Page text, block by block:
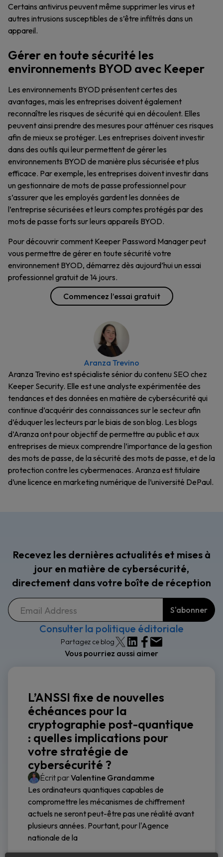
Certains antivirus peuvent même supprimer les virus et
autres intrusions susceptibles de s’être infiltrés dans un
appareil.
Gérer en toute sécurité les
environnements BYOD avec Keeper
Les environnements BYOD présentent certes des
avantages, mais les entreprises doivent également
reconnaître les risques de sécurité qui en découlent. Elles
peuvent ainsi prendre des mesures pour atténuer ces risques
afin de mieux se protéger. Les entreprises doivent investir
dans des outils qui leur permettent de gérer les
environnements BYOD de manière plus sécurisée et plus
efficace. Par exemple, les entreprises doivent investir dans
un gestionnaire de mots de passe professionnel pour
s’assurer que les employés gardent les données de
l’entreprise sécurisées et leurs comptes protégés par des
mots de passe forts sur leurs appareils BYOD.
Pour découvrir comment Keeper Password Manager peut
vous permettre de gérer en toute sécurité votre
environnement BYOD, démarrez dès aujourd’hui un essai
professionnel gratuit de 14 jours.
Commencez l’essai gratuit
Aranza Trevino
Aranza Trevino est spécialiste sénior du contenu SEO chez
Keeper Security. Elle est une analyste expérimentée des
tendances et des données en matière de cybersécurité qui
continue d’acquérir des connaissances sur le secteur afin
d’éduquer les lecteurs par le biais de son blog. Les blogs
d’Aranza ont pour objectif de permettre au public et aux
entreprises de mieux comprendre l’importance de la gestion
des mots de passe, de la sécurité des mots de passe, et de la
protection contre les cybermenaces. Aranza est titulaire
d’une licence en marketing numérique de l’université DePaul.
Recevez les dernières actualités et mises à
jour en matière de cybersécurité,
directement dans votre boîte de réception
Consulter la politique éditoriale
Partagez ce blog
Vous pourriez aussi aimer
L’ANSSI fixe de nouvelles
échéances pour la
cryptographie post-quantique
: quelles implications pour
votre stratégie de
cybersécurité ?
Écrit parValentine Grandamme
Les ordinateurs quantiques capables de
compromettre les mécanismes de chiffrement
actuels ne seront peut-être pas une réalité avant
plusieurs années. Pourtant, pour l'Agence
nationale de la